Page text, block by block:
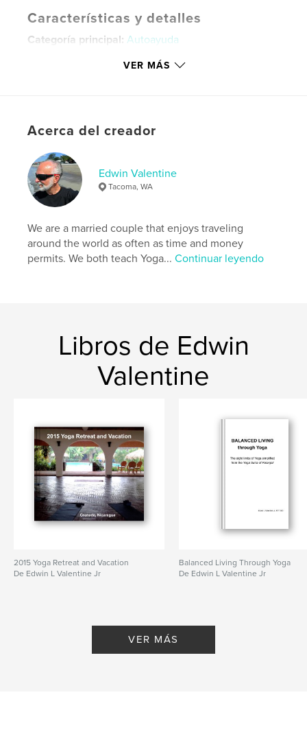
Características y detalles
Categoría principal: Autoayuda
13×20 cm
Fecha de publicación:sep. 14, 2015
IdiomaEnglish
Palabras clave
8 limbs of yoga , Yoga
VER MÁS
Acerca del creador
Edwin Valentine
Tacoma, WA
We are a married couple that enjoys traveling
around the world as often as time and money
permits. We both teach Yoga...Continuar leyendo
Libros de Edwin
Valentine
2015 Yoga Retreat and Vacation
De Edwin L Valentine Jr
Balanced Living Through Yoga
De Edwin L Valentine Jr
VER MÁS